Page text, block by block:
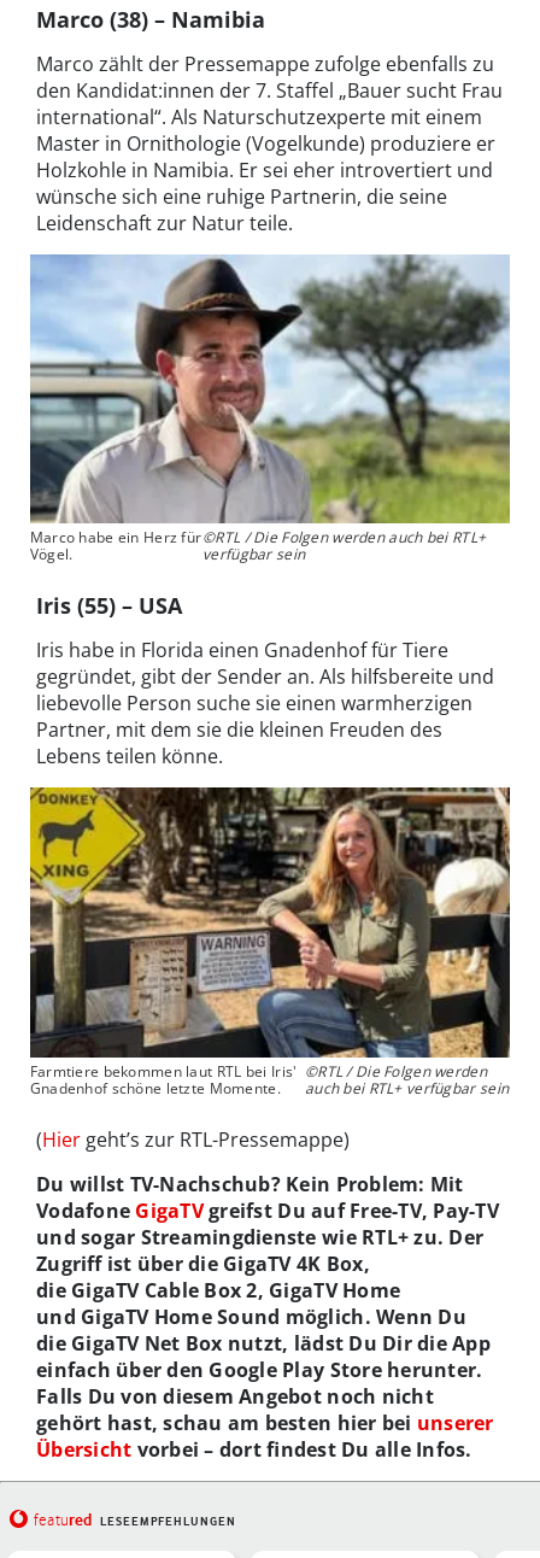
Marco (38) – Namibia
Marco zählt der Pressemappe zufolge ebenfalls zu
den Kandidat:innen der 7. Staffel „Bauer sucht Frau
international“. Als Naturschutzexperte mit einem
Master in Ornithologie (Vogelkunde) produziere er
Holzkohle in Namibia. Er sei eher introvertiert und
wünsche sich eine ruhige Partnerin, die seine
Leidenschaft zur Natur teile.
Marco habe ein Herz für
Vögel.
©RTL / Die Folgen werden auch bei RTL+
verfügbar sein
Iris (55) – USA
Iris habe in Florida einen Gnadenhof für Tiere
gegründet, gibt der Sender an. Als hilfsbereite und
liebevolle Person suche sie einen warmherzigen
Partner, mit dem sie die kleinen Freuden des
Lebens teilen könne.
Farmtiere bekommen laut RTL bei Iris'
Gnadenhof schöne letzte Momente.
©RTL / Die Folgen werden
auch bei RTL+ verfügbar sein
(Hier geht’s zur RTL-Pressemappe)
Du willst TV-Nachschub? Kein Problem: Mit
Vodafone GigaTVgreifst Du auf Free-TV, Pay-TV
und sogar Streamingdienste wie RTL+ zu. Der
Zugriff ist über die GigaTV 4K Box,
die GigaTV Cable Box 2, GigaTV Home
und GigaTV Home Sound möglich. Wenn Du
die GigaTV Net Box nutzt, lädst Du Dir die App
einfach über den Google Play Store herunter.
Falls Du von diesem Angebot noch nicht
gehört hast, schau am besten hier bei unserer
Übersicht vorbei – dort findest Du alle Infos.
featured LESEEMPFEHLUNGEN